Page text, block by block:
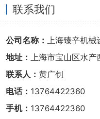
联系我们
公司名称：
上海臻辛机
地址：
上海市宝山区水
联系人： 黄广钊
电话： 13764422360
手机： 13764422360